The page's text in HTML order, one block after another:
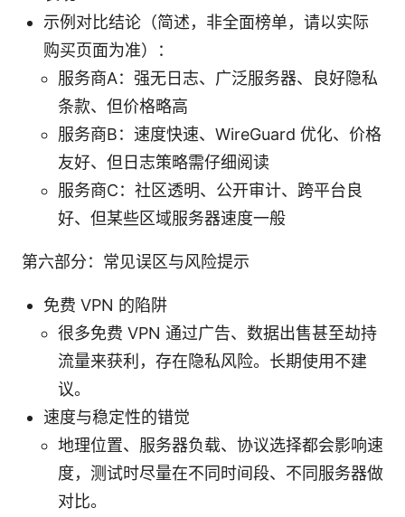
示例对比结论（简述，非全面榜单，请以实际
购买页面为准）：
服务商A：强无日志、广泛服务器、良好隐私
条款、但价格略高
服务商B：速度快速、WireGuard 优化、价格
友好、但日志策略需仔细阅读
服务商C：社区透明、公开审计、跨平台良
好、但某些区域服务器速度一般
第六部分：常见误区与风险提示
免费 VPN 的陷阱
很多免费 VPN 通过广告、数据出售甚至劫持
流量来获利，存在隐私风险。长期使用不建
议。
速度与稳定性的错觉
地理位置、服务器负载、协议选择都会影响速
度，测试时尽量在不同时间段、不同服务器做
对比。